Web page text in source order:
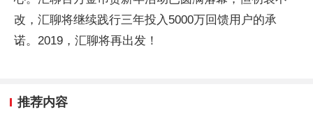
改，汇聊将继续践行三年投入5000万回馈用户的承
诺。2019，汇聊将再出发！
推荐内容